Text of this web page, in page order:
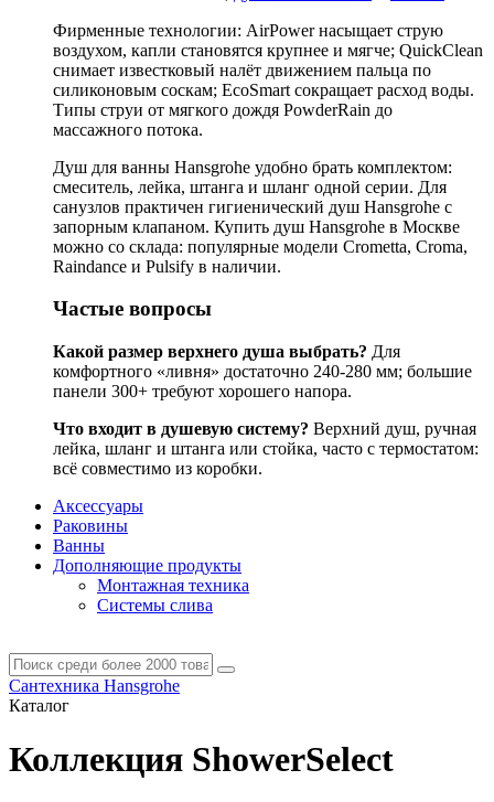
Фирменные технологии: AirPower насыщает струю
воздухом, капли становятся крупнее и мягче; QuickClean
снимает известковый налёт движением пальца по
силиконовым соскам; EcoSmart сокращает расход воды.
Типы струи от мягкого дождя PowderRain до
массажного потока.
Душ для ванны Hansgrohe удобно брать комплектом:
смеситель, лейка, штанга и шланг одной серии. Для
санузлов практичен гигиенический душ Hansgrohe с
запорным клапаном. Купить душ Hansgrohe в Москве
можно со склада: популярные модели Crometta, Croma,
Raindance и Pulsify в наличии.
Частые вопросы
Какой размер верхнего душа выбрать? Для
комфортного «ливня» достаточно 240-280 мм; большие
панели 300+ требуют хорошего напора.
Что входит в душевую систему? Верхний душ, ручная
лейка, шланг и штанга или стойка, часто с термостатом:
всё совместимо из коробки.
Аксессуары
Раковины
Ванны
Дополняющие продукты
Монтажная техника
Системы слива
Сантехника Hansgrohe
Каталог
Коллекция ShowerSelect